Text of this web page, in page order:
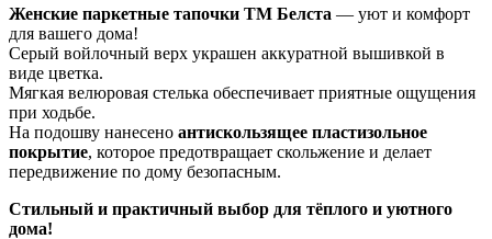
Женские паркетные тапочки ТМ Белста — уют и комфорт
для вашего дома!
Серый войлочный верх украшен аккуратной вышивкой в
виде цветка.
Мягкая велюровая стелька обеспечивает приятные ощущения
при ходьбе.
На подошву нанесено антискользящее пластизольное
покрытие, которое предотвращает скольжение и делает
передвижение по дому безопасным.
Стильный и практичный выбор для тёплого и уютного
дома!